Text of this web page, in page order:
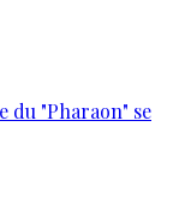
du "Pharaon" se